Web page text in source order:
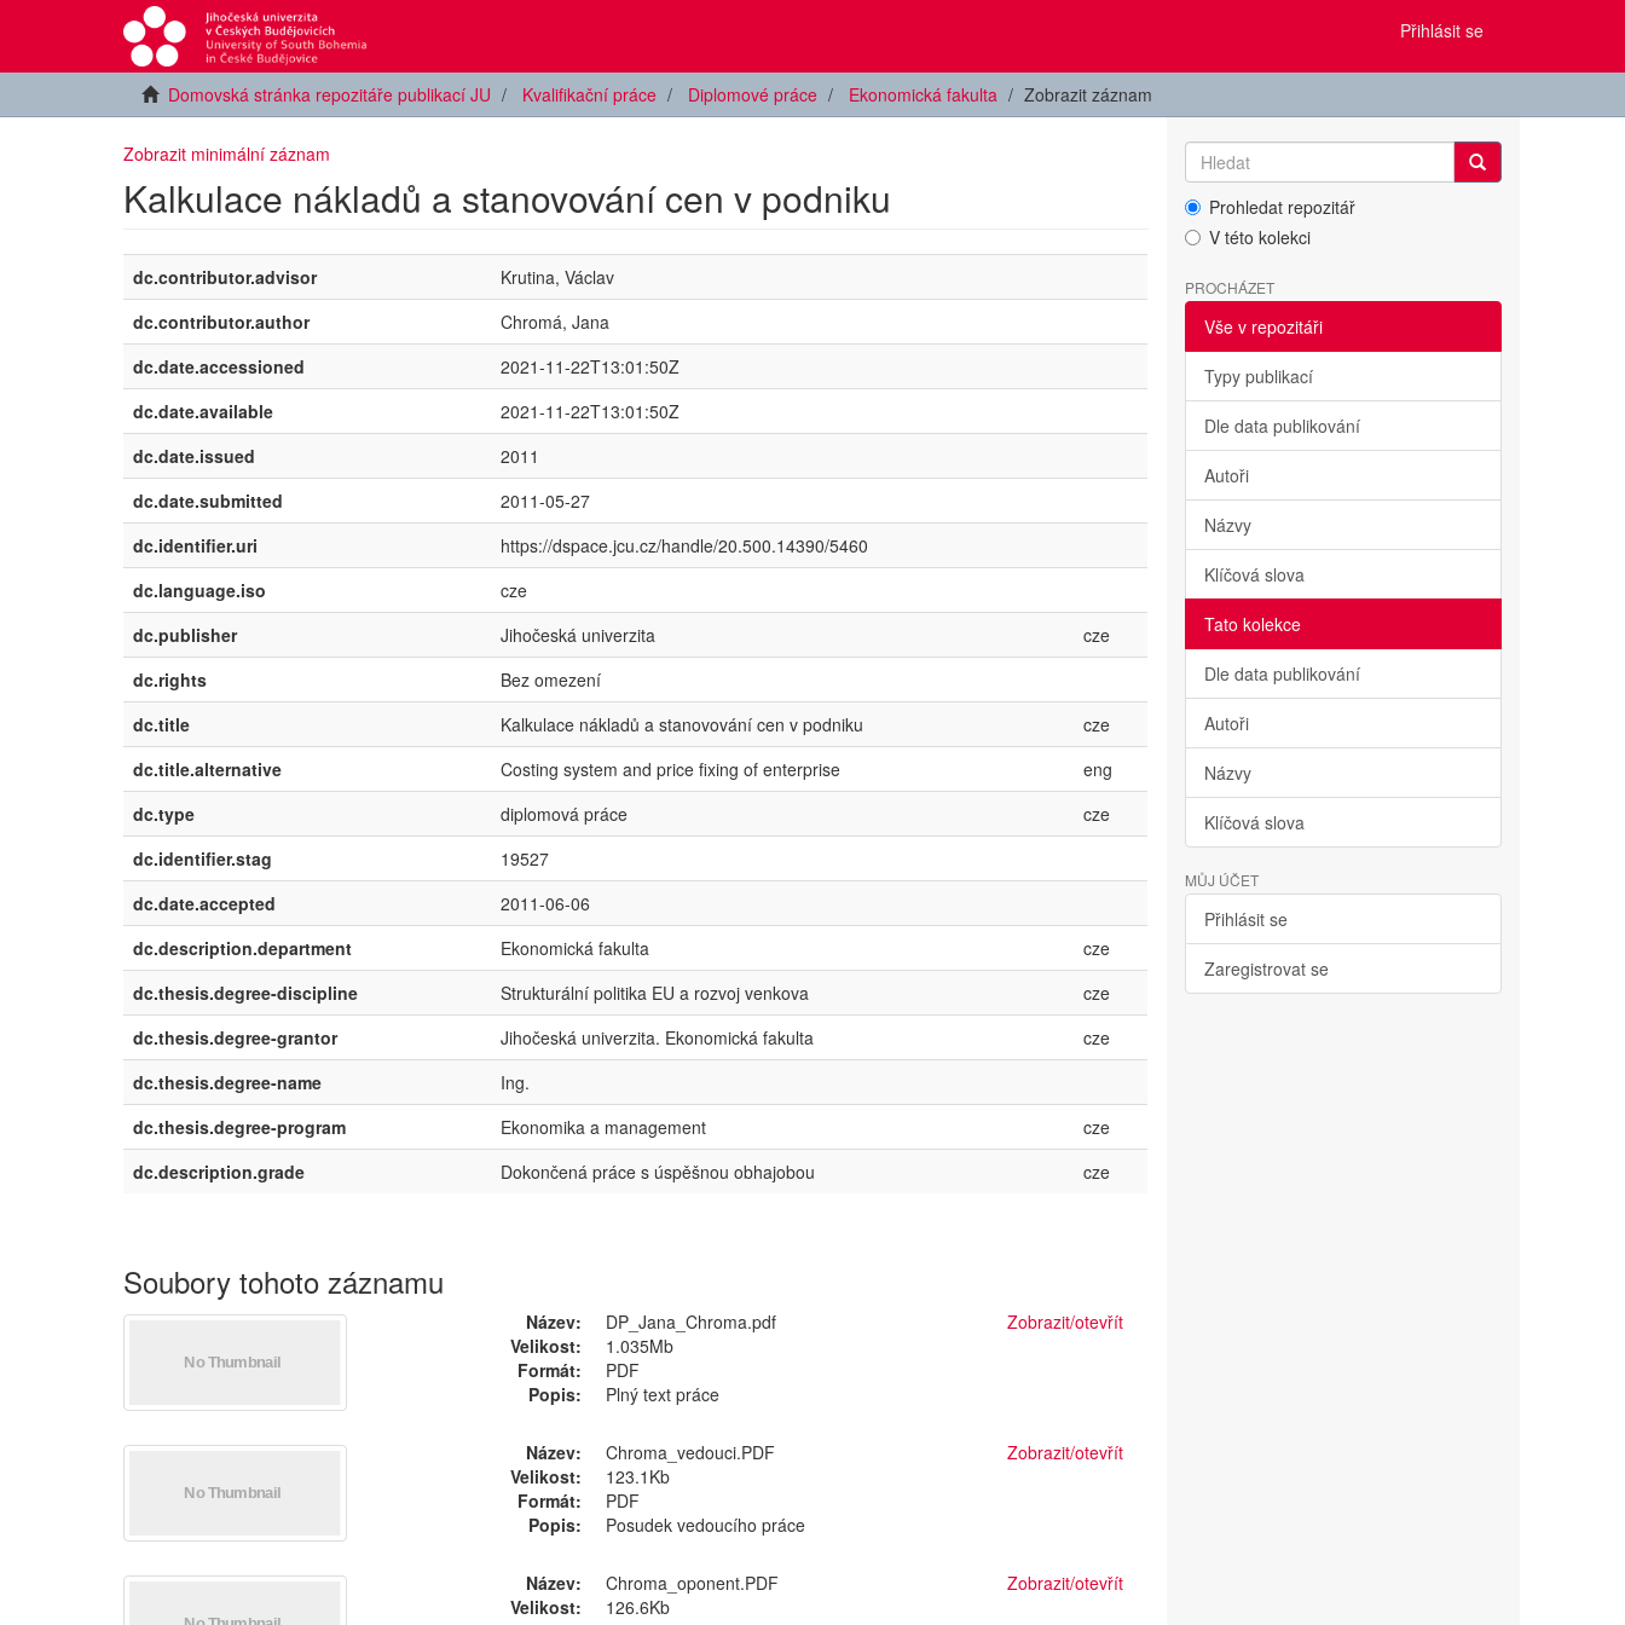
Přihlásit se
Domovská stránka repozitáře publikací JU Kvalifikační práce Diplomové práce Ekonomická fakulta Zobrazit záznam
Zobrazit minimální záznam
Kalkulace nákladů a stanovování cen v podniku
dc.contributor.advisor
Krutina, Václav
dc.contributor.author
Chromá, Jana
dc.date.accessioned
2021-11-22T13:01:50Z
dc.date.available
2021-11-22T13:01:50Z
dc.date.issued
2011
dc.date.submitted
2011-05-27
dc.identifier.uri
https://dspace.jcu.cz/handle/20.500.14390/5460
dc.language.iso
cze
dc.publisher
Jihočeská univerzita
cze
dc.rights
Bez omezení
dc.title
Kalkulace nákladů a stanovování cen v podniku
cze
dc.title.alternative
Costing system and price fixing of enterprise
eng
dc.type
diplomová práce
cze
dc.identifier.stag
19527
dc.date.accepted
2011-06-06
dc.description.department
Ekonomická fakulta
cze
dc.thesis.degree-discipline
Strukturální politika EU a rozvoj venkova
cze
dc.thesis.degree-grantor
Jihočeská univerzita. Ekonomická fakulta
cze
dc.thesis.degree-name
Ing.
dc.thesis.degree-program
Ekonomika a management
cze
dc.description.grade
Dokončená práce s úspěšnou obhajobou cze
Soubory tohoto záznamu
Název:
DP_Jana_Chroma.pdf
Velikost:
1.035Mb
Formát:
PDF
Popis:
Plný text práce
Zobrazit/otevřít
Název:
Chroma_vedouci.PDF
Velikost:
123.1Kb
Formát:
PDF
Popis:
Posudek vedoucího práce
Zobrazit/otevřít
Název:
Chroma_oponent.PDF
Velikost:
126.6Kb
Zobrazit/otevřít
Prohledat repozitář
V této kolekci
PROCHÁZET
Vše v repozitáři
Typy publikací
Dle data publikování
Autoři
Názvy
Klíčová slova
Tato kolekce
Dle data publikování
Autoři
Názvy
Klíčová slova
MŮJ ÚČET
Přihlásit se
Zaregistrovat se